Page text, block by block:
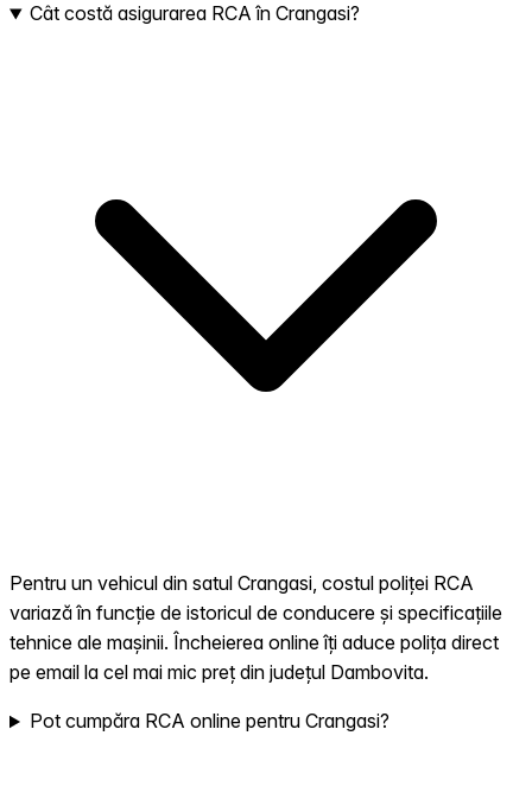
Cât costă asigurarea RCA în Crangasi?
Pentru un vehicul din satul Crangasi, costul poliței RCA
variază în funcție de istoricul de conducere și specificațiile
tehnice ale mașinii. Încheierea online îți aduce polița direct
pe email la cel mai mic preț din județul Dambovita.
Pot cumpăra RCA online pentru Crangasi?